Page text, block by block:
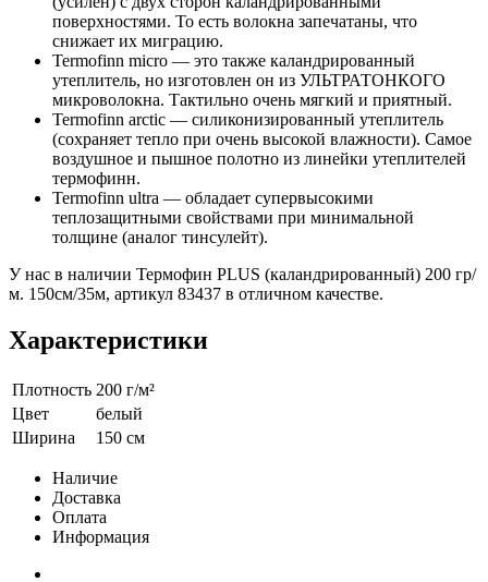
поверхностями. То есть волокна запечатаны, что
снижает их миграцию.
Termofinn micro — это также каландрированный
утеплитель, но изготовлен он из УЛЬТРАТОНКОГО
микроволокна. Тактильно очень мягкий и приятный.
Termofinn arctic — силиконизированный утеплитель
(сохраняет тепло при очень высокой влажности). Самое
воздушное и пышное полотно из линейки утеплителей
термофинн.
Termofinn ultra — обладает супервысокими
теплозащитными свойствами при минимальной
толщине (аналог тинсулейт).
У нас в наличии Термофин PLUS (каландрированный) 200 гр/
м. 150см/35м, артикул 83437 в отличном качестве.
Характеристики
Плотность 200 г/м²
Цвет
белый
Ширина
150 см
Наличие
Доставка
Оплата
Информация